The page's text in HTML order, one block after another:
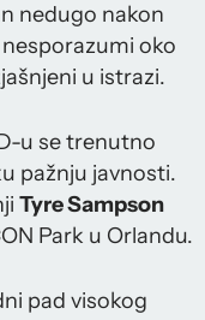
nedugo nakon
oko
u istrazi.
u se trenutno
pažnju javnosti.
Tyre Sampson
Park u Orlandu.
pad visokog